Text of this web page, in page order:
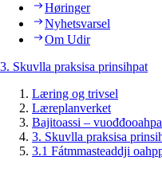
Høringer
Nyhetsvarsel
Om Udir
3. Skuvlla praksisa prinsihpat
Læring og trivsel
Læreplanverket
Bajitoassi –
3. Skuvlla praksisa
3.1 Fátmmasteaddji